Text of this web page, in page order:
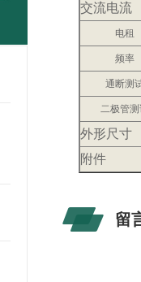
交流电流
电租
频率
通断测
二极管
外形尺寸
附件
留